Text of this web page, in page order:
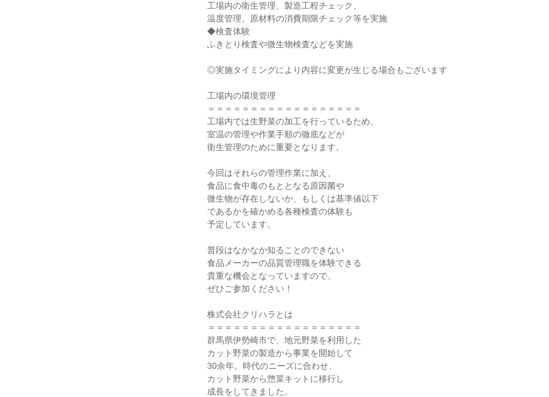
工場内の衛生管理、製造工程チェック、
温度管理、原材料の消費期限チェック等を実施
◆検査体験
ふきとり検査や微生物検査などを実施
◎実施タイミングにより内容に変更が生じる場合もございます
工場内の環境管理
＝＝＝＝＝＝＝＝＝＝＝＝＝＝＝＝＝＝
工場内では生野菜の加工を行っているため、
室温の管理や作業手順の徹底などが
衛生管理のために重要となります。
今回はそれらの管理作業に加え、
食品に食中毒のもととなる原因菌や
微生物が存在しないか、もしくは基準値以下
であるかを確かめる各種検査の体験も
予定しています。
普段はなかなか知ることのできない
食品メーカーの品質管理職を体験できる
貴重な機会となっていますので、
ぜひご参加ください！
株式会社クリハラとは
＝＝＝＝＝＝＝＝＝＝＝＝＝＝＝＝＝＝
群馬県伊勢崎市で、地元野菜を利用した
カット野菜の製造から事業を開始して
30余年。時代のニーズに合わせ、
カット野菜から惣菜キットに移行し
成長をしてきました。